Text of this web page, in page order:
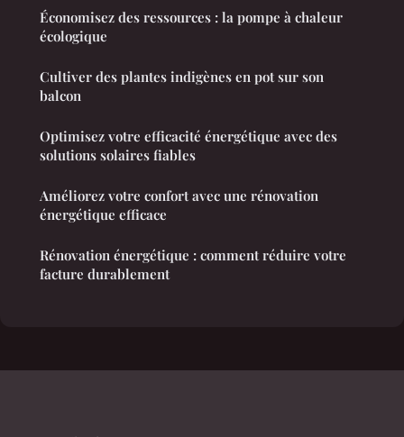
Économisez des ressources : la pompe à chaleur
écologique
Cultiver des plantes indigènes en pot sur son
balcon
Optimisez votre efficacité énergétique avec des
solutions solaires fiables
Améliorez votre confort avec une rénovation
énergétique efficace
Rénovation énergétique : comment réduire votre
facture durablement